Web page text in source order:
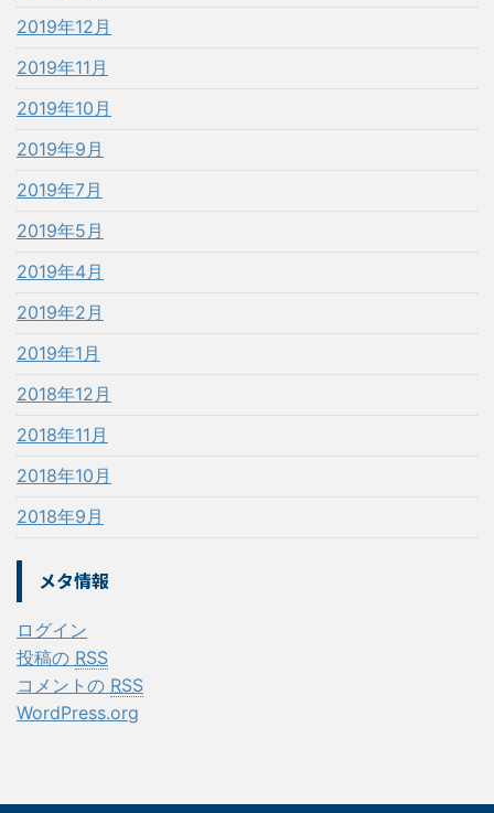
2019年12月
2019年11月
2019年10月
2019年9月
2019年7月
2019年5月
2019年4月
2019年2月
2019年1月
2018年12月
2018年11月
2018年10月
2018年9月
メタ情報
ログイン
投稿の RSS
コメントの RSS
WordPress.org